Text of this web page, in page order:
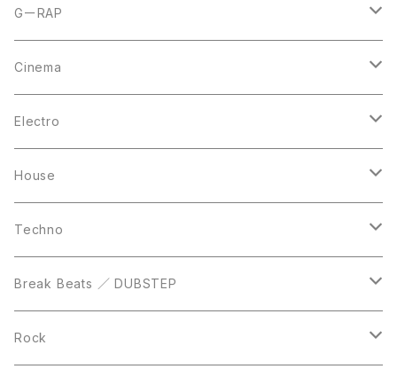
CD
12inch
10inch
Casette Tape
LP
LP
12inch
CD
GーRAP
12inch
LP
Cinema
LP
12inch
DVD
Electro
12inch
LP
House
LP
12inch
10inch
Techno
12inch
LP
Break Beats ／ DUBSTEP
12inch
Rock